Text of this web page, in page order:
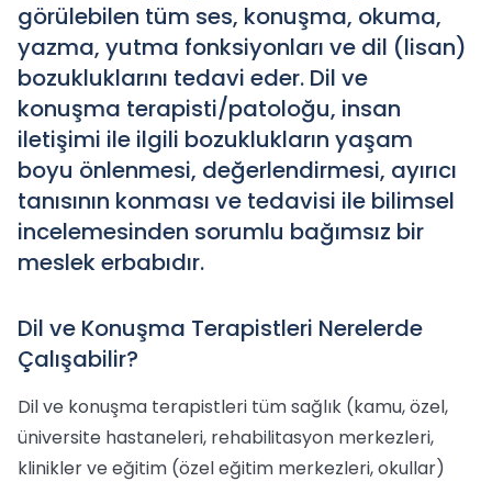
görülebilen tüm ses, konuşma, okuma,
yazma, yutma fonksiyonları ve dil (lisan)
bozukluklarını tedavi eder. Dil ve
konuşma terapisti/patoloğu, insan
iletişimi ile ilgili bozuklukların yaşam
boyu önlenmesi, değerlendirmesi, ayırıcı
tanısının konması ve tedavisi ile bilimsel
incelemesinden sorumlu bağımsız bir
meslek erbabıdır.
Dil ve Konuşma Terapistleri Nerelerde
Çalışabilir?
Dil ve konuşma terapistleri tüm sağlık (kamu, özel,
üniversite hastaneleri, rehabilitasyon merkezleri,
klinikler ve eğitim (özel eğitim merkezleri, okullar)